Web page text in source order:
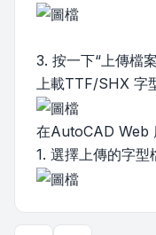
3. 按一下“上傳檔
上載TTF/SHX 字
在AutoCAD Web
1. 選擇上傳的字型